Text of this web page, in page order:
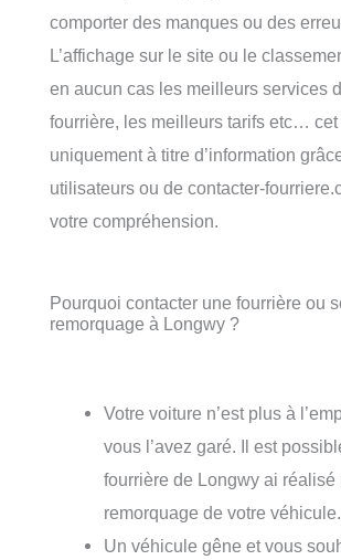
comporter des manques ou des
L’affichage sur le site ou le
en aucun cas les meilleurs services
fourrière, les meilleurs tarifs etc…
uniquement à titre d’information
utilisateurs ou de contacter-
votre compréhension.
Pourquoi contacter une fourrière ou
remorquage à Longwy ?
Votre voiture n’est plus à
vous l’avez garé. Il est
fourrière de Longwy ai réalisé
remorquage de votre véhicule.
Un véhicule gêne et vous